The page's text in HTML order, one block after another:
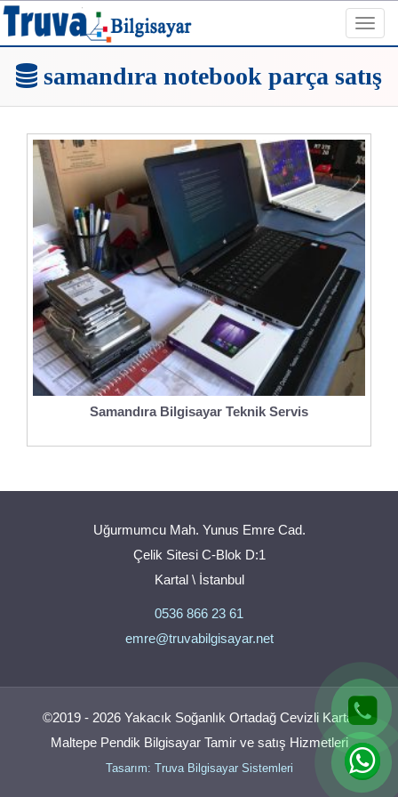
samandıra notebook parça satış
Samandıra Bilgisayar Teknik Servis
Uğurmumcu Mah. Yunus Emre Cad.
Çelik Sitesi C-Blok D:1
Kartal \ İstanbul
0536 866 23 61
emre@truvabilgisayar.net
©2019 - 2026 Yakacık Soğanlık Ortadağ Cevizli Kartal
Maltepe Pendik Bilgisayar Tamir ve satış Hizmetleri
Tasarım: Truva Bilgisayar Sistemleri